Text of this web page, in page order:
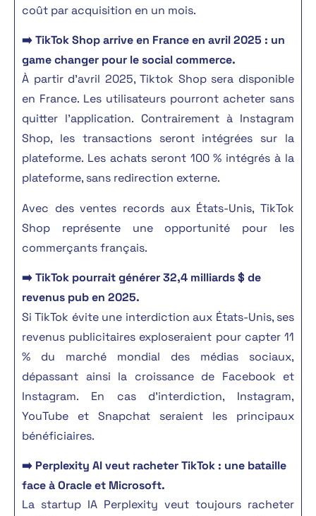
coût par acquisition en un mois.
➡️TikTok Shop arrive en France en avril 2025 : un
game changer pour le social commerce.
À partir d’avril 2025, Tiktok Shop sera disponible
en France. Les utilisateurs pourront acheter sans
quitter l’application. Contrairement à Instagram
Shop, les transactions seront intégrées sur la
plateforme. Les achats seront 100 % intégrés à la
plateforme, sans redirection externe.
Avec des ventes records aux États-Unis, TikTok
Shop représente une opportunité pour les
commerçants français.
➡️ TikTok pourrait générer 32,4 milliards $ de
revenus pub en 2025.
Si TikTok évite une interdiction aux États-Unis, ses
revenus publicitaires exploseraient pour capter 11
% du marché mondial des médias sociaux,
dépassant ainsi la croissance de Facebook et
Instagram. En cas d’interdiction, Instagram,
YouTube et Snapchat seraient les principaux
bénéficiaires.
➡️ Perplexity AI veut racheter TikTok : une bataille
face à Oracle et Microsoft.
La startup IA Perplexity veut toujours racheter